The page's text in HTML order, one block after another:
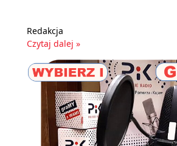
Redakcja
Czytaj dalej »